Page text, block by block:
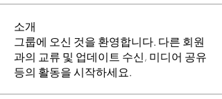
소개
그룹에 오신 것을 환영합니다. 다른 회원
과의 교류 및 업데이트 수신, 미디어 공유
등의 활동을 시작하세요.